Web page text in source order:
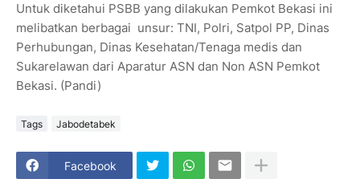
Untuk diketahui PSBB yang dilakukan Pemkot Bekasi ini
melibatkan berbagai unsur: TNI, Polri, Satpol PP, Dinas
Perhubungan, Dinas Kesehatan/Tenaga medis dan
Sukarelawan dari Aparatur ASN dan Non ASN Pemkot
Bekasi. (Pandi)
Tags Jabodetabek
Facebook